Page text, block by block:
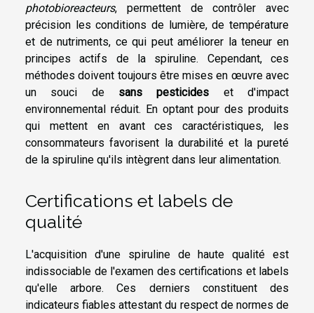
photobioreacteurs, permettent de contrôler avec
précision les conditions de lumière, de température
et de nutriments, ce qui peut améliorer la teneur en
principes actifs de la spiruline. Cependant, ces
méthodes doivent toujours être mises en œuvre avec
un souci de sans pesticides et d'impact
environnemental réduit. En optant pour des produits
qui mettent en avant ces caractéristiques, les
consommateurs favorisent la durabilité et la pureté
de la spiruline qu'ils intègrent dans leur alimentation.
Certifications et labels de
qualité
L'acquisition d'une spiruline de haute qualité est
indissociable de l'examen des certifications et labels
qu'elle arbore. Ces derniers constituent des
indicateurs fiables attestant du respect de normes de